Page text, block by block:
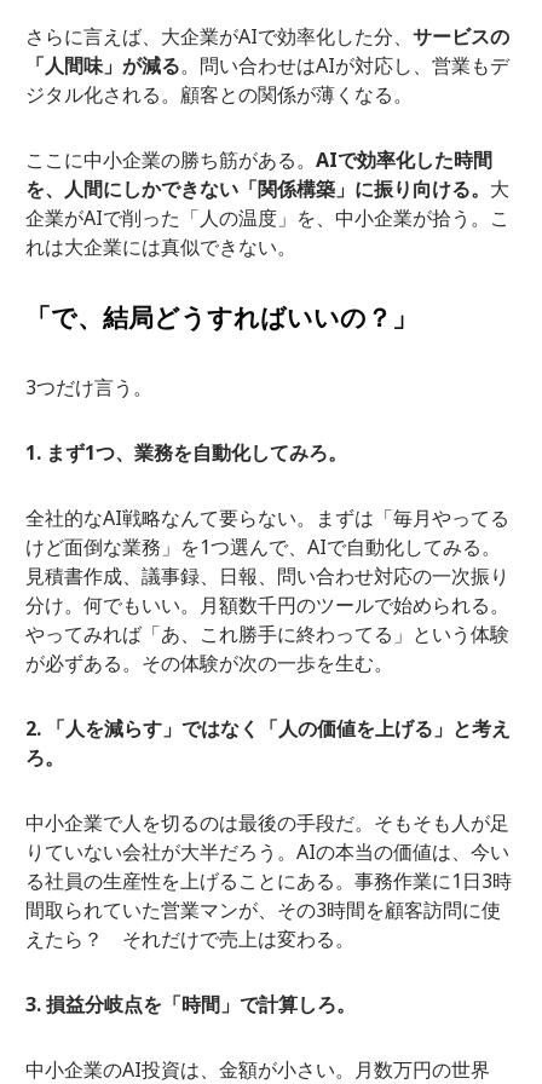
さらに言えば、大企業がAIで効率化した分、 サービスの
「人間味」が減る。問い合わせはAIが対応し、営業もデ
ジタル化される。顧客との関係が薄くなる。
ここに中小企業の勝ち筋がある。 AIで効率化した時間
を、人間にしかできない「関係構築」に振り向ける。 大
企業がAIで削った「人の温度」を、中小企業が拾う。こ
れは大企業には真似できない。
「で、結局どうすればいいの？」
3つだけ言う。
1. まず1つ、業務を自動化してみろ。
全社的なAI戦略なんて要らない。まずは「毎月やってる
けど面倒な業務」を1つ選んで、AIで自動化してみる。
見積書作成、議事録、日報、問い合わせ対応の一次振り
分け。何でもいい。月額数千円のツールで始められる。
やってみれば「あ、これ勝手に終わってる」という体験
が必ずある。その体験が次の一歩を生む。
2. 「人を減らす」ではなく「人の価値を上げる」と考え
ろ。
中小企業で人を切るのは最後の手段だ。そもそも人が足
りていない会社が大半だろう。AIの本当の価値は、今い
る社員の生産性を上げることにある。事務作業に1日3時
間取られていた営業マンが、その3時間を顧客訪問に使
えたら？ それだけで売上は変わる。
3. 損益分岐点を「時間」で計算しろ。
中小企業のAI投資は、金額が小さい。月数万円の世界